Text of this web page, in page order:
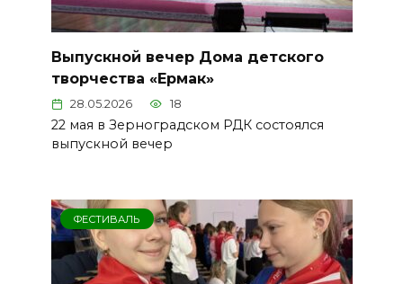
Выпускной вечер Дома детского
творчества «Ермак»
28.05.2026 18
22 мая в Зерноградском РДК состоялся
выпускной вечер
ФЕСТИВАЛЬ